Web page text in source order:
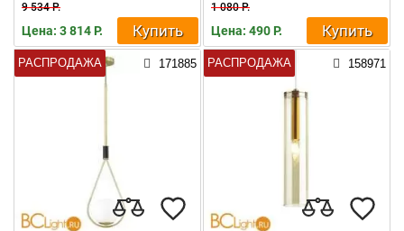
9 534 Р.
Цена: 3 814 Р. Купить
1 080 Р.
Цена: 490 Р. Купить
РАСПРОДАЖА 171885 РАСПРОДАЖА 158971